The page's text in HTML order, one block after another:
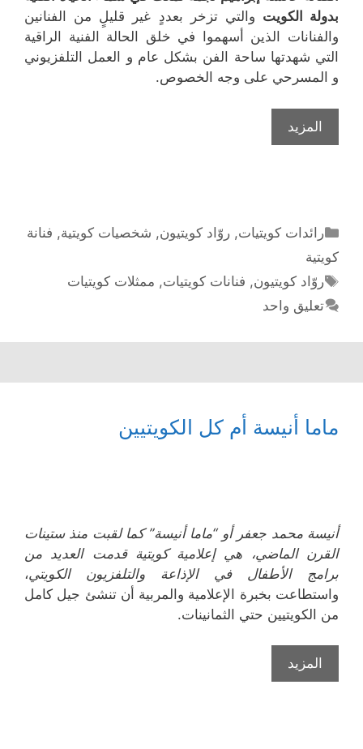
بدولة الكويت والتي تزخر بعددٍ غير قليلٍ من الفنانين
والفنانات الذين أسهموا في خلق الحالة الفنية الراقية
التي شهدتها ساحة الفن بشكل عام و العمل التلفزيوني
و المسرحي على وجه الخصوص.
المزيد
إبراهيم
التصنيفات
رائدات كويتيات, روّاد كويتيون, شخصيات كويتية, فنانة
كويتية
الوسوم
روّاد كويتيون, فنانات كويتيات, ممثلات كويتيات
تعليق واحد
ماما أنيسة أم كل الكويتيين
أنيسة محمد جعفر أو “ماما أنيسة” كما لقبت منذ ستينات
القرن الماضي، هي إعلامية كويتية قدمت العديد من
برامج الأطفال في الإذاعة والتلفزيون الكويتي،
واستطاعت بخبرة الإعلامية والمربية أن تنشئ جيل كامل
من الكويتيين حتي الثمانينات.
المزيد
أنيسة